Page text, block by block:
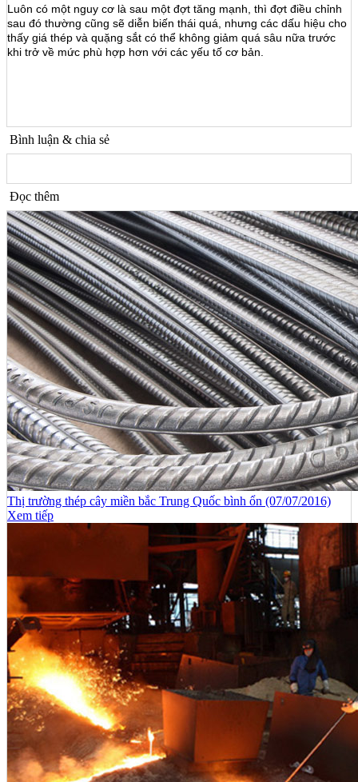
Luôn có một nguy cơ là sau một đợt tăng mạnh, thì đợt điều chỉnh
sau đó thường cũng sẽ diễn biến thái quá, nhưng các dấu hiệu cho
thấy giá thép và quặng sắt có thể không giảm quá sâu nữa trước
khi trở về mức phù hợp hơn với các yếu tố cơ bản.
Bình luận & chia sẻ
Đọc thêm
Thị trường thép cây miền bắc Trung Quốc bình ổn (07/07/2016)
Xem tiếp